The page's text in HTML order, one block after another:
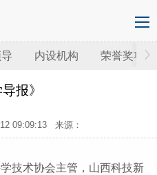
内设机构 荣誉奖项
报》
09:09:13来源：
术协会主管，山西科技新